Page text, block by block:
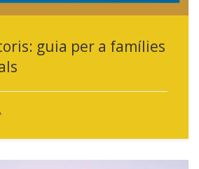
guia per a famílies